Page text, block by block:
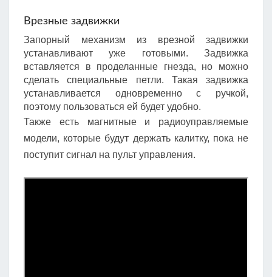
Врезные задвижки
Запорный механизм из врезной задвижки
устанавливают уже готовыми. Задвижка
вставляется в проделанные гнезда, но можно
сделать специальные петли. Такая задвижка
устанавливается одновременно с ручкой,
поэтому пользоваться ей будет удобно.
Также есть магнитные и радиоуправляемые
модели, которые будут держать калитку, пока не
поступит сигнал на пульт управления.